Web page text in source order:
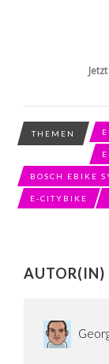
THEMEN
BOSCH EBIKE
E-CITYBIKE
AUTOR(IN)